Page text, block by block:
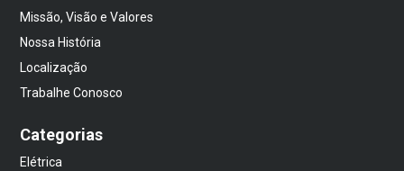
Missão, Visão e Valores
Nossa História
Localização
Trabalhe Conosco
Categorias
Elétrica